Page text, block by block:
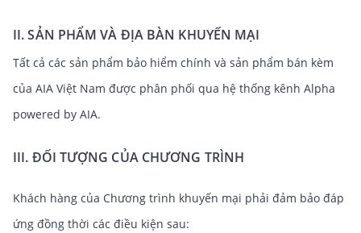
II. SẢN PHẨM VÀ ĐỊA BÀN KHUYẾN MẠI
Tất cả các sản phẩm bảo hiểm chính và sản phẩm bán kèm
của AIA Việt Nam được phân phối qua hệ thống kênh Alpha
powered by AIA.
III. ĐỐI TƯỢNG CỦA CHƯƠNG TRÌNH
Khách hàng của Chương trình khuyến mại phải đảm bảo đáp
ứng đồng thời các điều kiện sau: